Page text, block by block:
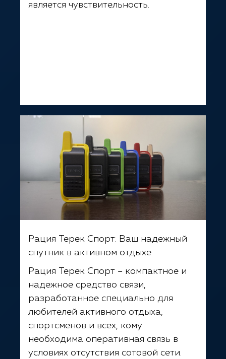
является чувствительность.
Рация Терек Спорт: Ваш надежный
спутник в активном отдыхе
Рация Терек Спорт – компактное и
надежное средство связи,
разработанное специально для
любителей активного отдыха,
спортсменов и всех, кому
необходима оперативная связь в
условиях отсутствия сотовой сети.